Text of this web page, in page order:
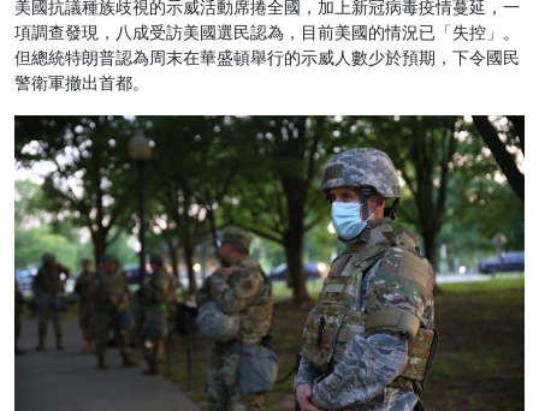
美國抗議種族歧視的示威活動席捲全國，加上新冠病毒疫情蔓延，一
項調查發現，八成受訪美國選民認為，目前美國的情況已「失控」。
但總統特朗普認為周末在華盛頓舉行的示威人數少於預期，下令國民
警衛軍撤出首都。